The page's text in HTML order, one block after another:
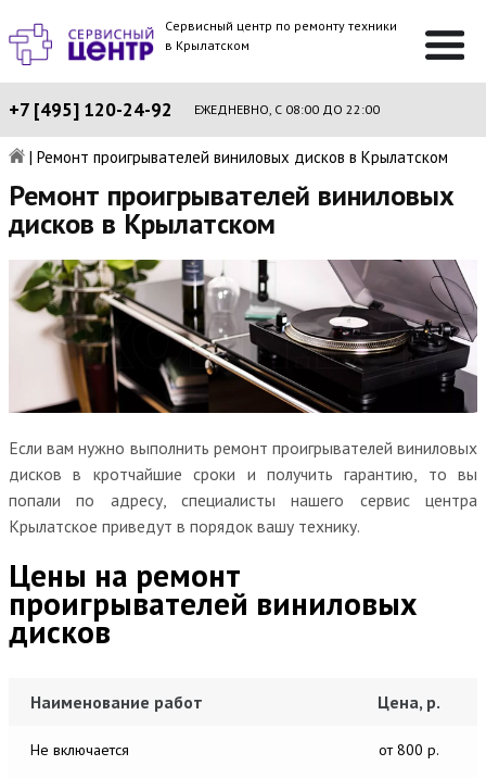
Сервисный центр по ремонту техники
в Крылатском
+7 [495] 120-24-92 ЕЖЕДНЕВНО, С 08:00 ДО 22:00
| Ремонт проигрывателей виниловых дисков в Крылатском
Ремонт проигрывателей виниловых
дисков в Крылатском
Если вам нужно выполнить ремонт проигрывателей виниловых
дисков в кротчайшие сроки и получить гарантию, то вы
попали по адресу, специалисты нашего сервис центра
Крылатское приведут в порядок вашу технику.
Цены на ремонт
проигрывателей виниловых
дисков
Наименование работ Цена, р.
Не включается от 800 р.